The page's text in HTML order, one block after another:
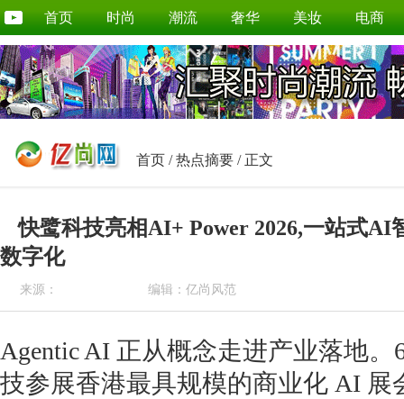
首页 时尚 潮流 奢华 美妆 电商
首页 /热点摘要 / 正文
快鹭科技亮相AI+ Power 2026,一站式AI
数字化
来源： 编辑：亿尚风范
Agentic AI 正从概念走进产业落地。
技参展香港最具规模的商业化 AI